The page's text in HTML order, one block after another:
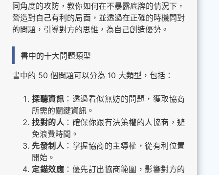
同角度的攻防，教你如何在不暴露底牌的情況下，
營造對自己有利的局面，並透過在正確的時機問對
的問題，引導對方的思維，為自己創造優勢。
書中的十大問題類型
書中的 50 個問題可以分為 10 大類型，包括：
探聽資訊 ：透過看似無妨的問題，獲取協商
所需的關鍵資訊。
找對的人 ：確保你跟有決策權的人協商，避
免浪費時間。
先發制人 ：掌握協商的主導權，從有利位置
開始。
定錨效應 ：優先訂出協商範圍，影響對方的